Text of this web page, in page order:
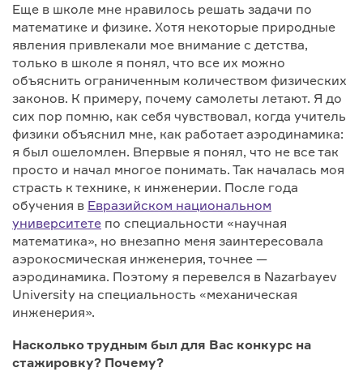
Еще в школе мне нравилось решать задачи по
математике и физике. Хотя некоторые природные
явления привлекали мое внимание с детства,
только в школе я понял, что все их можно
объяснить ограниченным количеством физических
законов. К примеру, почему самолеты летают. Я до
сих пор помню, как себя чувствовал, когда учитель
физики объяснил мне, как работает аэродинамика:
я был ошеломлен. Впервые я понял, что не все так
просто и начал многое понимать. Так началась моя
страсть к технике, к инженерии. После года
обучения в Евразийском национальном
университете по специальности «научная
математика», но внезапно меня заинтересовала
аэрокосмическая инженерия, точнее —
аэродинамика. Поэтому я перевелся в Nazarbayev
University на специальность «механическая
инженерия».
Насколько трудным был для Вас конкурс на
стажировку? Почему?